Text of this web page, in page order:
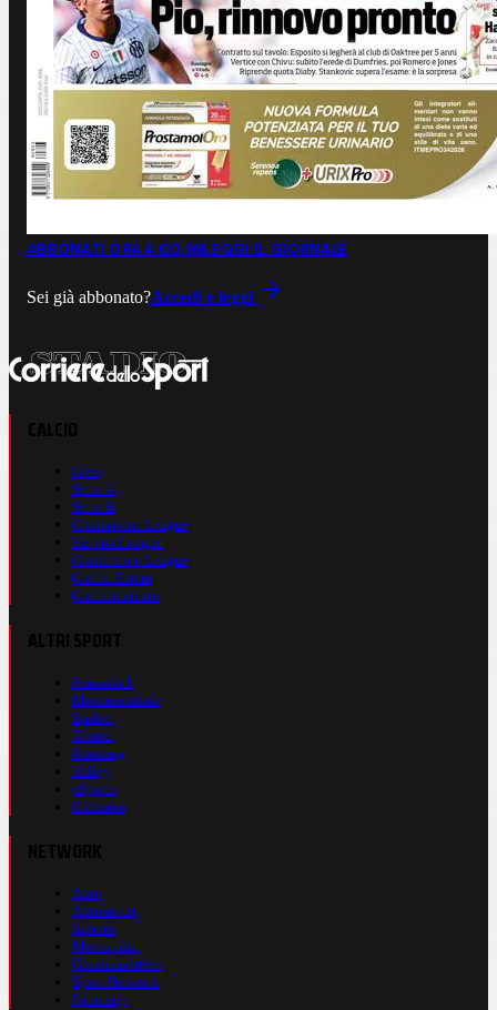
ABBONATI ORA A €0,99LEGGI IL GIORNALE
Sei già abbonato?Accedi e leggi
Live
Serie A
Serie B
Champions League
Europa League
Conference League
Calcio Estero
Calciomercato
Formula 1
Motomondiale
Basket
Tennis
Running
Volley
eSports
Ciclismo
Auto
Autosprint
Inmoto
Motosprint
Guerinsportivo
Sport Network
Fantacup